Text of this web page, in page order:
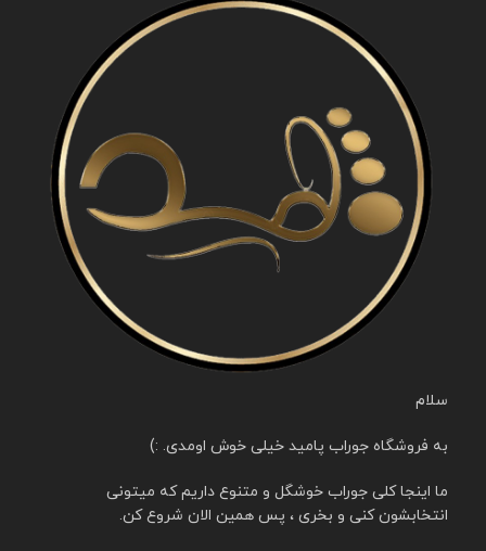
سلام
به فروشگاه جوراب پامید خیلی خوش اومدی. :)
ما اینجا کلی جوراب خوشگل و متنوع داریم که میتونی
انتخابشون کنی و بخری ، پس همین الان شروع کن.